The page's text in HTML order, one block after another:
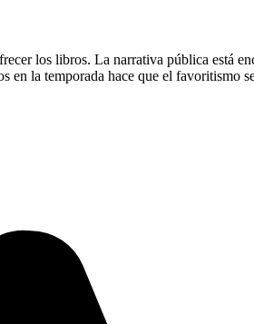
los libros. La narrativa pública está
en la temporada hace que el favoritismo